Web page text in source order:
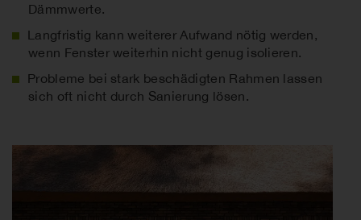
Dämmwerte.
Langfristig kann weiterer Aufwand nötig werden,
wenn Fenster weiterhin nicht genug isolieren.
Probleme bei stark beschädigten Rahmen lassen
sich oft nicht durch Sanierung lösen.